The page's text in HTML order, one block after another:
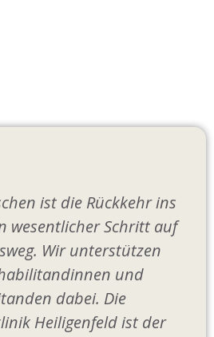
ist die Rückkehr ins
wesentlicher Schritt auf
Wir unterstützen
und
dabei. Die
Heiligenfeld ist der